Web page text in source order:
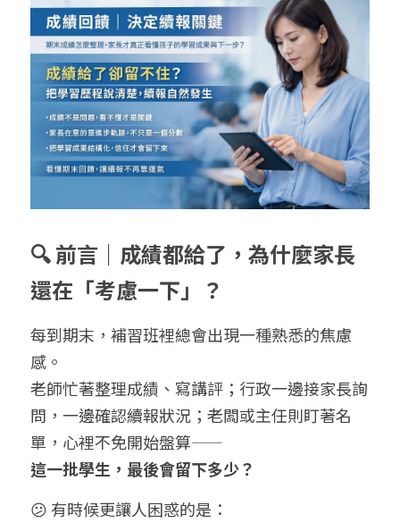
老師端APP
學生家長端APP
補習班常用硬體設備
Mcall 接送廣播
🔍 前言｜成績都給了，為什麼家長
還在「考慮一下」？
每到期末，補習班裡總會出現一種熟悉的焦慮
感。
老師忙著整理成績、寫講評；行政一邊接家長詢
問，一邊確認續報狀況；老闆或主任則盯著名
單，心裡不免開始盤算——
這一批學生，最後會留下多少？
😕 有時候更讓人困惑的是：